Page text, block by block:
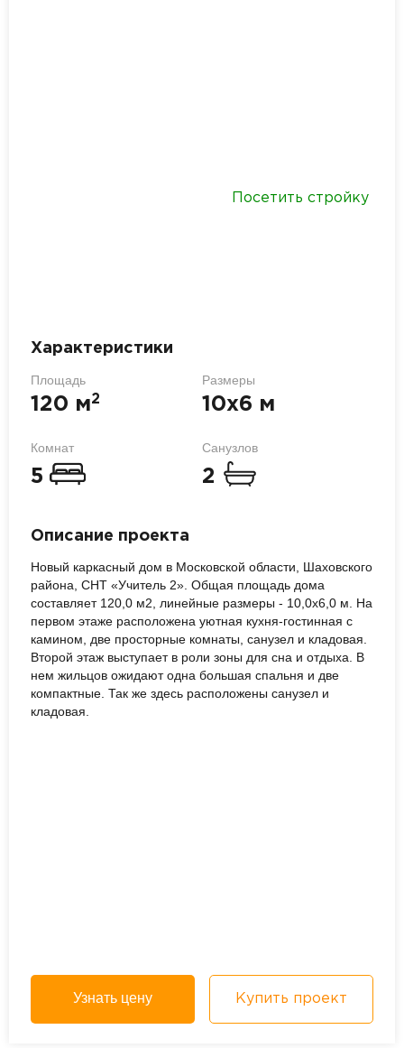
Посетить стройку
Характеристики
Площадь
120 м2
Размеры
10х6 м
Комнат
5
Санузлов
2
Описание проекта
Новый каркасный дом в Московской области, Шаховского
района, СНТ «Учитель 2». Общая площадь дома
составляет 120,0 м2, линейные размеры - 10,0х6,0 м. На
первом этаже расположена уютная кухня-гостинная с
камином, две просторные комнаты, санузел и кладовая.
Второй этаж выступает в роли зоны для сна и отдыха. В
нем жильцов ожидают одна большая спальня и две
компактные. Так же здесь расположены санузел и
кладовая.
Узнать цену Купить проект